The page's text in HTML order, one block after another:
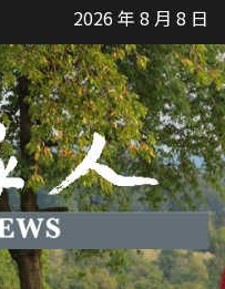
2026 年 8 月 8 日